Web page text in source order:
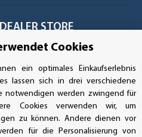
STORE
+49 (0)39-201-28-98-10
(0)39-201-28-98-17
Cookies
ein optimales Einkaufserlebnis
lassen sich in drei verschiedene
notwendigen werden zwingend für
Cookies verwenden wir, um
zu können. Andere dienen vor
für die Personalisierung von